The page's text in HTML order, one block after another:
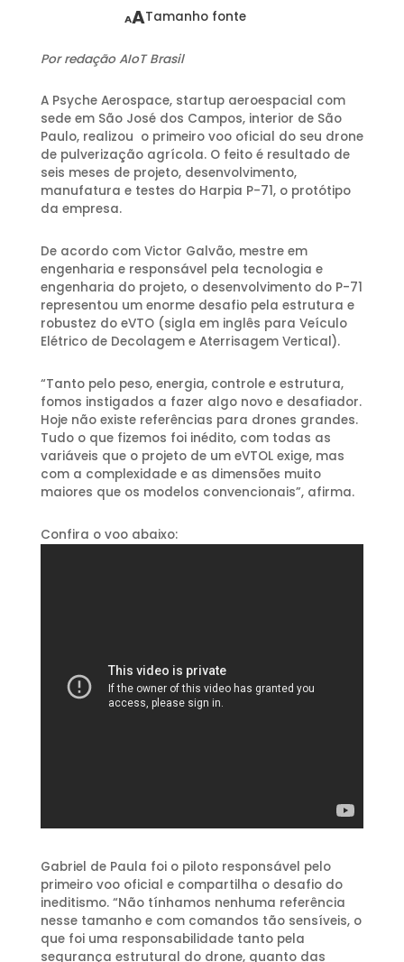
AATamanho fonte
Por redação AIoT Brasil
A Psyche Aerospace, startup aeroespacial com
sede em São José dos Campos, interior de São
Paulo, realizou o primeiro voo oficial do seu drone
de pulverização agrícola. O feito é resultado de
seis meses de projeto, desenvolvimento,
manufatura e testes do Harpia P-71, o protótipo
da empresa.
De acordo com Victor Galvão, mestre em
engenharia e responsável pela tecnologia e
engenharia do projeto, o desenvolvimento do P-71
representou um enorme desafio pela estrutura e
robustez do eVTO (sigla em inglês para Veículo
Elétrico de Decolagem e Aterrisagem Vertical).
“Tanto pelo peso, energia, controle e estrutura,
fomos instigados a fazer algo novo e desafiador.
Hoje não existe referências para drones grandes.
Tudo o que fizemos foi inédito, com todas as
variáveis que o projeto de um eVTOL exige, mas
com a complexidade e as dimensões muito
maiores que os modelos convencionais”, afirma.
Confira o voo abaixo:
Gabriel de Paula foi o piloto responsável pelo
primeiro voo oficial e compartilha o desafio do
ineditismo. “Não tínhamos nenhuma referência
nesse tamanho e com comandos tão sensíveis, o
que foi uma responsabilidade tanto pela
segurança estrutural do drone, quanto das